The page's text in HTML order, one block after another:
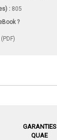
: 805
?
GARANTIES
QUAE